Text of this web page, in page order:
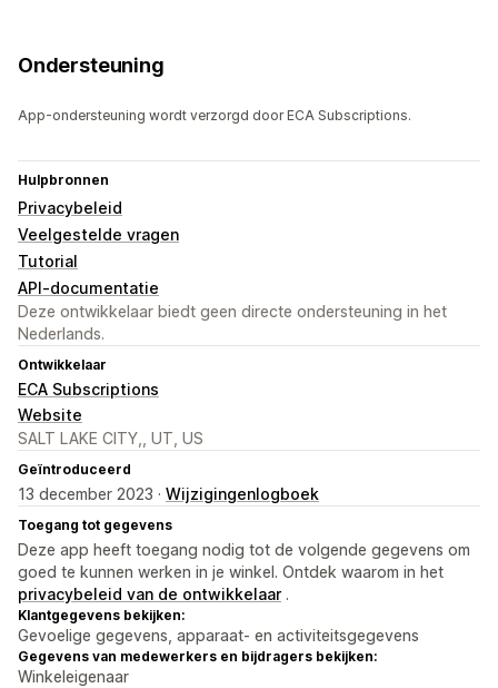
Ondersteuning
App-ondersteuning wordt verzorgd door ECA Subscriptions.
Hulpbronnen
Privacybeleid
Veelgestelde vragen
Tutorial
API-documentatie
Deze ontwikkelaar biedt geen directe ondersteuning in het
Nederlands.
Ontwikkelaar
ECA Subscriptions
Website
SALT LAKE CITY,, UT, US
Geïntroduceerd
13 december 2023 · Wijzigingenlogboek
Toegang tot gegevens
Deze app heeft toegang nodig tot de volgende gegevens om
goed te kunnen werken in je winkel. Ontdek waarom in het
privacybeleid van de ontwikkelaar .
Klantgegevens bekijken:
Gevoelige gegevens, apparaat- en activiteitsgegevens
Gegevens van medewerkers en bijdragers bekijken:
Winkeleigenaar